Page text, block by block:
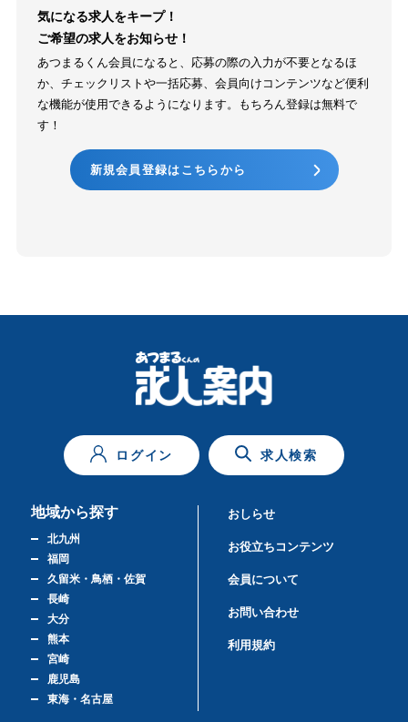
気になる求人をキープ！
ご希望の求人をお知らせ！
あつまるくん会員になると、応募の際の入力が不要となるほ
か、チェックリストや一括応募、会員向けコンテンツなど便利
な機能が使用できるようになります。もちろん登録は無料で
す！
新規会員登録はこちらから
ログイン 求人検索
地域から探す
北九州
福岡
久留米・鳥栖・佐賀
長崎
大分
熊本
宮崎
鹿児島
東海・名古屋
おしらせ
お役立ちコンテンツ
会員について
お問い合わせ
利用規約